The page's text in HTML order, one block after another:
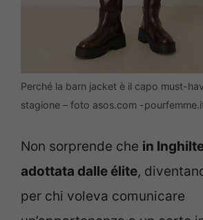
Perché la barn jacket è il capo must-
stagione – foto asos.com -
Non sorprende che in
adottata dalle élite,
per chi voleva comunicare